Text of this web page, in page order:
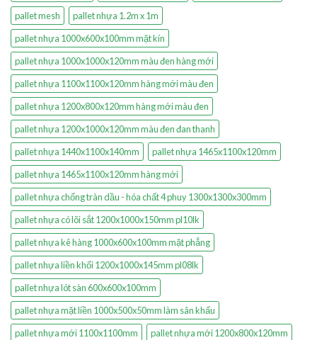
pallet mesh
pallet nhựa 1.2m x 1m
pallet nhựa 1000x600x100mm mặt kín
pallet nhựa 1000x1000x120mm màu đen hàng mới
pallet nhựa 1100x1100x120mm hàng mới màu đen
pallet nhựa 1200x800x120mm hàng mới màu đen
pallet nhựa 1200x1000x120mm màu đen đan thanh
pallet nhựa 1440x1100x140mm
pallet nhựa 1465x1100x120mm
pallet nhựa 1465x1100x120mm hàng mới
pallet nhựa chống tràn dầu - hóa chất 4 phuy 1300x1300x300mm
pallet nhựa có lõi sắt 1200x1000x150mm pl10lk
pallet nhựa kê hàng 1000x600x100mm mặt phẳng
pallet nhựa liền khối 1200x1000x145mm pl08lk
pallet nhựa lót sàn 600x600x100mm
pallet nhựa mặt liền 1000x500x50mm làm sân khấu
pallet nhựa mới 1100x1100mm
pallet nhựa mới 1200x800x120mm